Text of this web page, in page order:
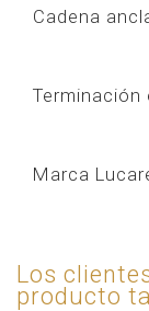
Cadena
Terminación
Marca
Los
producto